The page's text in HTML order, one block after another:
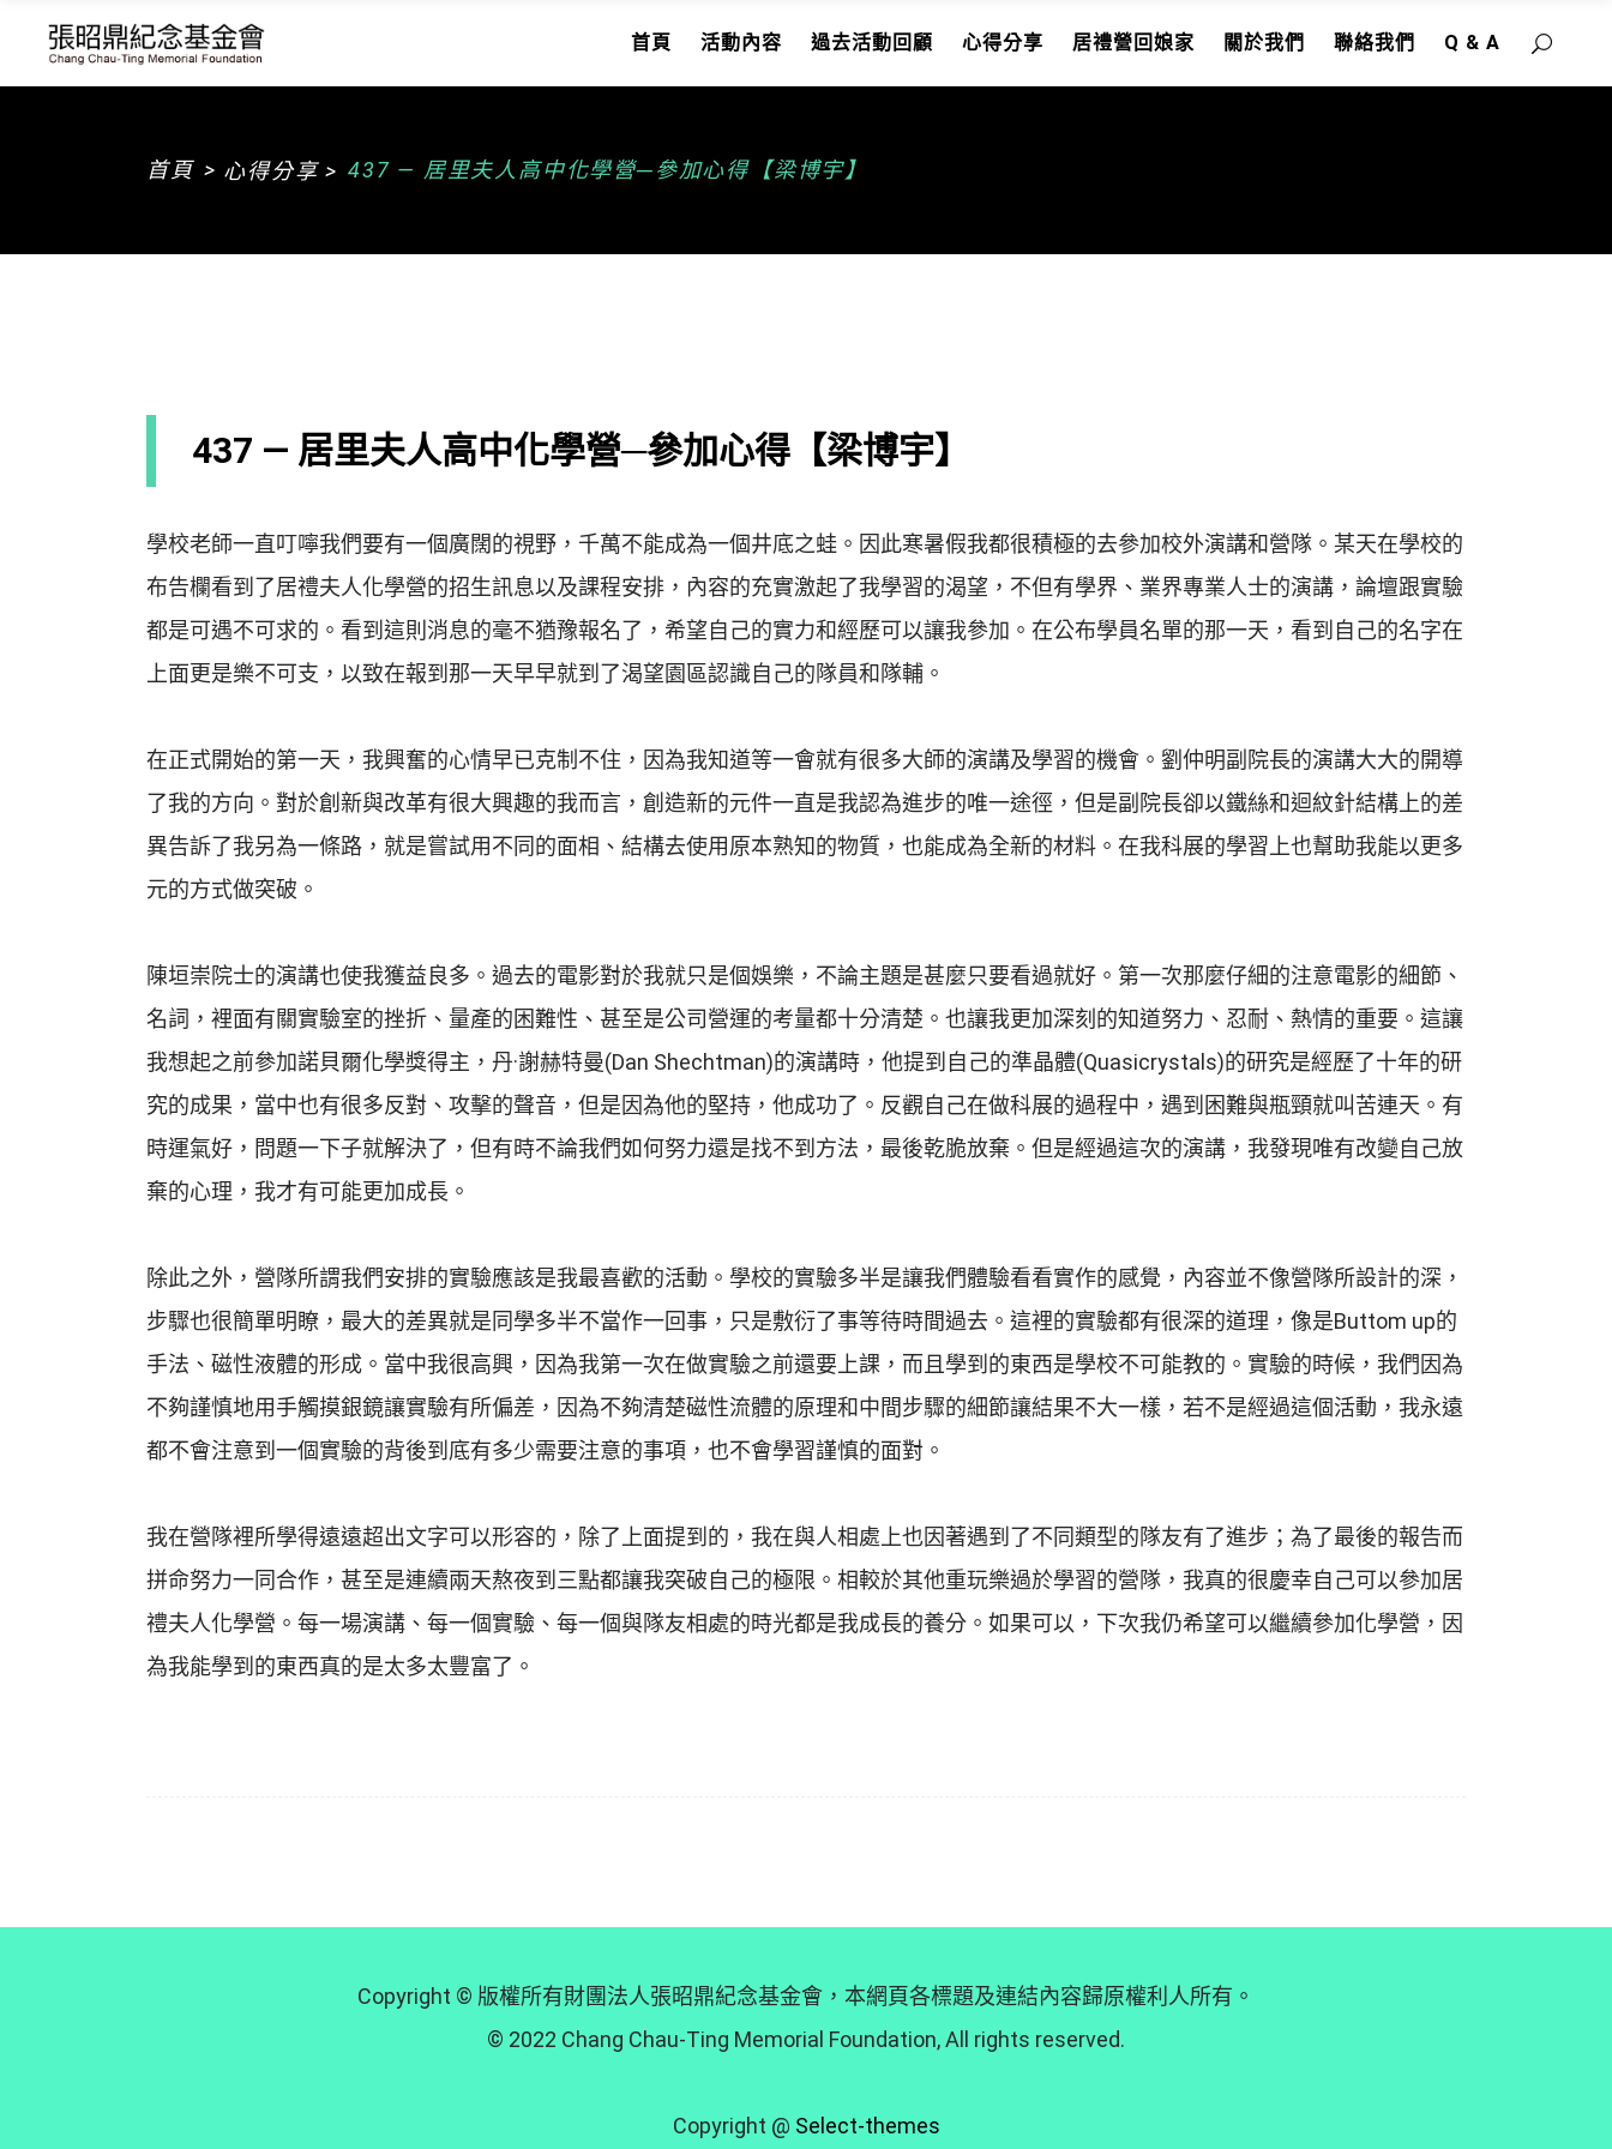
首頁 活動內容 過去活動回顧 心得分享 居禮營回娘家 關於我們 聯絡我們 Q & A
首頁 > 心得分享 > 437 — 居里夫人高中化學營─參加心得【梁博宇】
437 — 居里夫人高中化學營─參加心得【梁博宇】
學校老師一直叮嚀我們要有一個廣闊的視野，千萬不能成為一個井底之蛙。因此寒暑假我都很積極的去參加校外演講和營隊。某天在學校的
布告欄看到了居禮夫人化學營的招生訊息以及課程安排，內容的充實激起了我學習的渴望，不但有學界、業界專業人士的演講，論壇跟實驗
都是可遇不可求的。看到這則消息的毫不猶豫報名了，希望自己的實力和經歷可以讓我參加。在公布學員名單的那一天，看到自己的名字在
上面更是樂不可支，以致在報到那一天早早就到了渴望園區認識自己的隊員和隊輔。
在正式開始的第一天，我興奮的心情早已克制不住，因為我知道等一會就有很多大師的演講及學習的機會。劉仲明副院長的演講大大的開導
了我的方向。對於創新與改革有很大興趣的我而言，創造新的元件一直是我認為進步的唯一途徑，但是副院長卻以鐵絲和迴紋針結構上的差
異告訴了我另為一條路，就是嘗試用不同的面相、結構去使用原本熟知的物質，也能成為全新的材料。在我科展的學習上也幫助我能以更多
元的方式做突破。
陳垣崇院士的演講也使我獲益良多。過去的電影對於我就只是個娛樂，不論主題是甚麼只要看過就好。第一次那麼仔細的注意電影的細節、
名詞，裡面有關實驗室的挫折、量產的困難性、甚至是公司營運的考量都十分清楚。也讓我更加深刻的知道努力、忍耐、熱情的重要。這讓
我想起之前參加諾貝爾化學獎得主，丹·謝赫特曼(Dan Shechtman)的演講時，他提到自己的準晶體(Quasicrystals)的研究是經歷了十年的研
究的成果，當中也有很多反對、攻擊的聲音，但是因為他的堅持，他成功了。反觀自己在做科展的過程中，遇到困難與瓶頸就叫苦連天。有
時運氣好，問題一下子就解決了，但有時不論我們如何努力還是找不到方法，最後乾脆放棄。但是經過這次的演講，我發現唯有改變自己放
棄的心理，我才有可能更加成長。
除此之外，營隊所謂我們安排的實驗應該是我最喜歡的活動。學校的實驗多半是讓我們體驗看看實作的感覺，內容並不像營隊所設計的深，
步驟也很簡單明瞭，最大的差異就是同學多半不當作一回事，只是敷衍了事等待時間過去。這裡的實驗都有很深的道理，像是Buttom up的
手法、磁性液體的形成。當中我很高興，因為我第一次在做實驗之前還要上課，而且學到的東西是學校不可能教的。實驗的時候，我們因為
不夠謹慎地用手觸摸銀鏡讓實驗有所偏差，因為不夠清楚磁性流體的原理和中間步驟的細節讓結果不大一樣，若不是經過這個活動，我永遠
都不會注意到一個實驗的背後到底有多少需要注意的事項，也不會學習謹慎的面對。
我在營隊裡所學得遠遠超出文字可以形容的，除了上面提到的，我在與人相處上也因著遇到了不同類型的隊友有了進步；為了最後的報告而
拼命努力一同合作，甚至是連續兩天熬夜到三點都讓我突破自己的極限。相較於其他重玩樂過於學習的營隊，我真的很慶幸自己可以參加居
禮夫人化學營。每一場演講、每一個實驗、每一個與隊友相處的時光都是我成長的養分。如果可以，下次我仍希望可以繼續參加化學營，因
為我能學到的東西真的是太多太豐富了。
Copyright © 版權所有財團法人張昭鼎紀念基金會，本網頁各標題及連結內容歸原權利人所有。
© 2022 Chang Chau-Ting Memorial Foundation, All rights reserved.
Copyright @ Select-themes